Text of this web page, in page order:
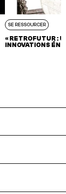
SE RESSOURCER
« RETROFUTUR :
INNOVATIONS